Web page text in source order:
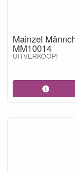
Mainzel
MM10014
UITVERKOOP!